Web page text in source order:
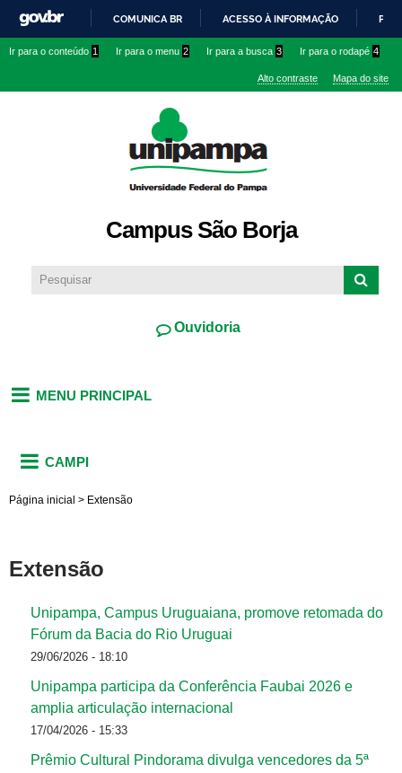
conteúdo
IR
O
COMUNICA BR ACESSO À INFORMAÇÃO
Ir para o conteúdo 1 Ir para o menu 2 Ir para a busca 3 Ir para o rodapé 4
Alto contraste Mapa do site
Campus São Borja
Ouvidoria
MENU PRINCIPAL
CAMPI
Página inicial > Extensão
Extensão
Unipampa, Campus Uruguaiana, promove retomada do
Fórum da Bacia do Rio Uruguai
29/06/2026 - 18:10
Unipampa participa da Conferência Faubai 2026 e
amplia articulação internacional
17/04/2026 - 15:33
Prêmio Cultural Pindorama divulga vencedores da 5ª